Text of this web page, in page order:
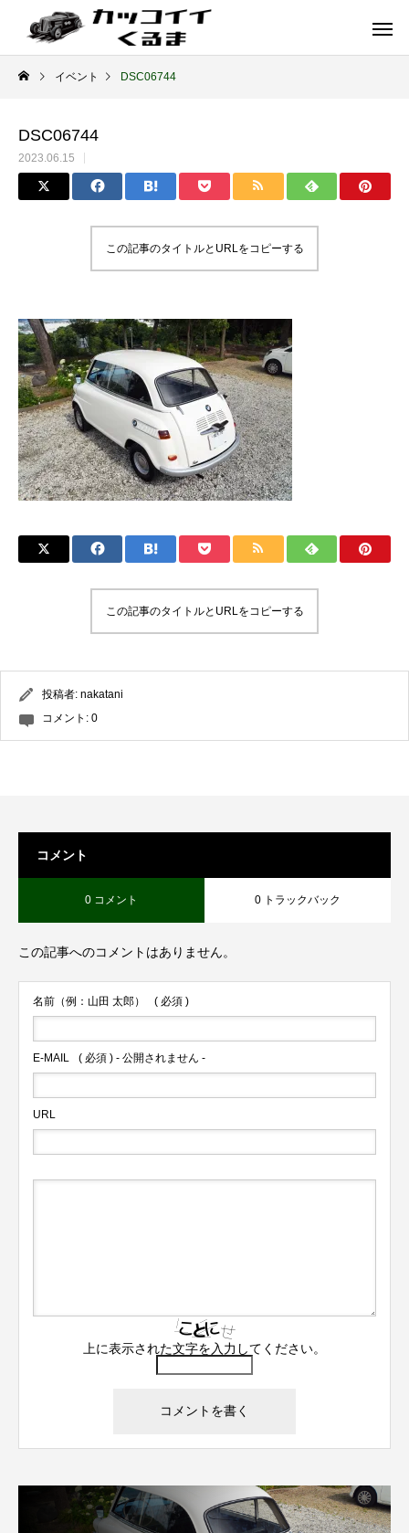
イギリス車
ENGLAND
ドイツ車
GERMANY
イベント DSC06744
DSC06744
2023.06.15
この記事のタイトルとURLをコピーする
この記事のタイトルとURLをコピーする
投稿者: nakatani
コメント: 0
コメント
0 コメント 0 トラックバック
この記事へのコメントはありません。
名前（例：山田 太郎） ( 必須 )
E-MAIL ( 必須 ) - 公開されません -
URL
上に表示された文字を入力してください。